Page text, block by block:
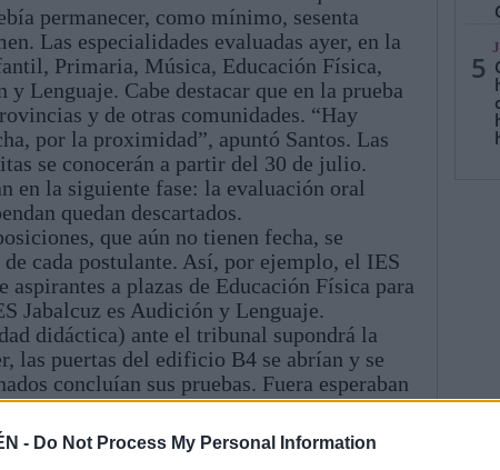
- Do Not Process My Personal Information
permanecer, como mínimo, sesenta
Las especialidades evaluadas ayer, en la
Primaria, Música, Educación Física,
Lenguaje. Cabe destacar que en la prueba
y de otras comunidades. “Hay
por la proximidad”, apuntó Santos. Las
se conocerán a partir del 30 de julio.
en la siguiente fase: la evaluación oral
quedan descartados.
que aún no tienen fecha, se
cada postulante. Así, por ejemplo, el IES
aspirantes a plazas de Educación Física para
Jabalcuz es Audición y Lenguaje.
didáctica) ante el tribunal supondrá la
las puertas del edificio B4 se abrían y se
concluían sus pruebas. Fuera esperaban
evaluados. “A mí no me ha salido muy
a este periódico. El mes que viene
5